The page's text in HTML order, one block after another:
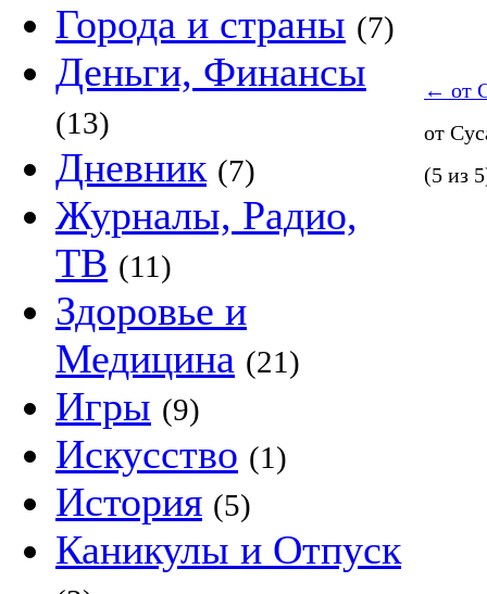
Города и страны (7)
Деньги, Финансы
(13)
Дневник (7)
Журналы, Радио,
ТВ (11)
Здоровье и
Медицина (21)
Игры (9)
Искусство (1)
История (5)
Каникулы и Отпуск
← от
от
(5 из